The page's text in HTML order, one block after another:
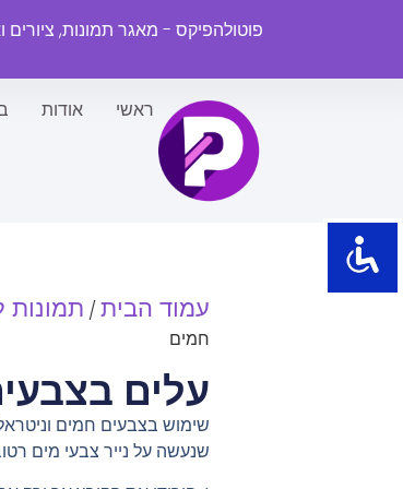
פוטולהפיקס - מאגר תמונות, ציורים
ראשי אודות
עמוד הבית / תמונות
חמים
עלים
שימוש בצבעים חמים
שנעשה על נייר צבעי מים